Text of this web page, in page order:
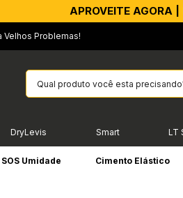
APROVEITE AGORA |
Velhos Problemas!
DryLevis Smart LT
SOS Umidade Cimento Elástico